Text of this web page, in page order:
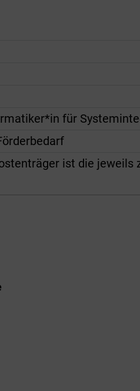
für
ist die jeweils